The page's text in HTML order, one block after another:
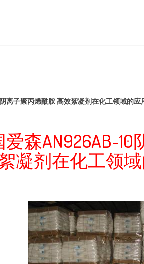
离子聚丙烯酰胺 高效絮凝剂在化工领域的应
森AN926AB-
凝剂在化工领